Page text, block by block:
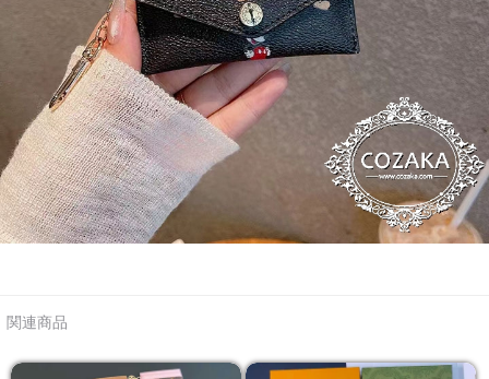
関連商品